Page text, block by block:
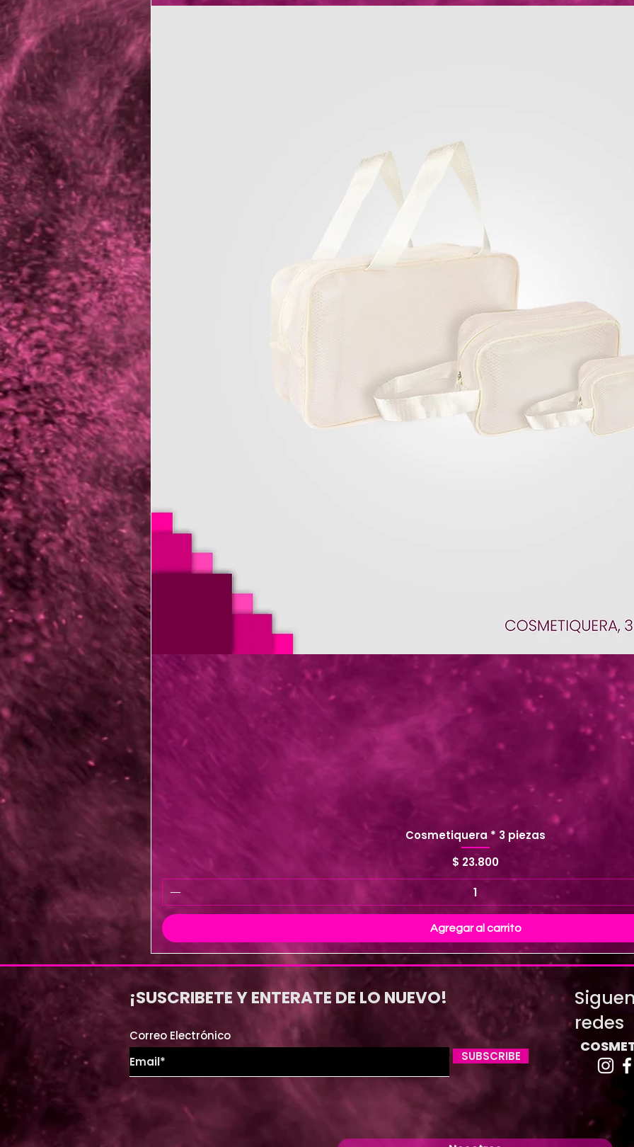
Cosmetiquera * 3 piezas
Precio
$ 23.800
Agregar al carrito
¡SUSCRIBETE Y ENTERATE DE LO NUEVO!
Correo Electrónico
SUBSCRIBE
redes